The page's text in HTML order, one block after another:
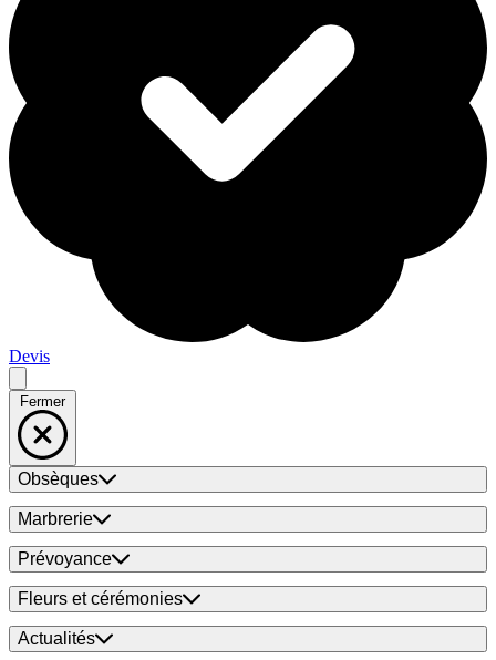
Devis
Fermer
Obsèques
Marbrerie
Prévoyance
Fleurs et cérémonies
Actualités